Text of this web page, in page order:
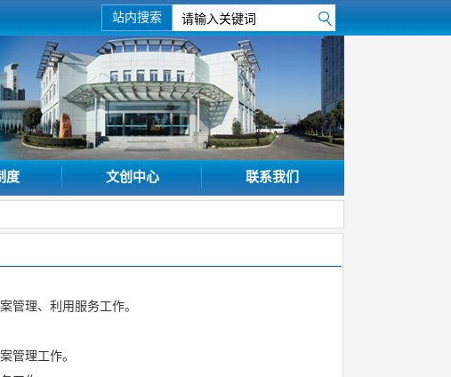
站内搜索
度 文创中心 联系我们
管理、利用服务工作。
管理工作。